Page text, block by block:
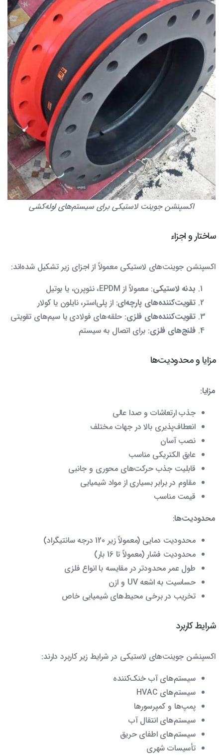
اکسپنشن جوینت لاستیکی برای سیستم‌های لوله‌کشی
ساختار و اجزاء
اکسپنشن جوینت‌های لاستیکی معمولاً از اجزای زیر تشکیل شده‌اند:
بدنه لاستیکی: معمولاً از EPDM، نئوپرن، یا بوتیل
تقویت‌کننده‌های پارچه‌ای: از پلی‌استر، نایلون یا کولار
تقویت‌کننده‌های فلزی: حلقه‌های فولادی یا سیم‌های تقویتی
فلنج‌های فلزی: برای اتصال به سیستم
مزایا و محدودیت‌ها
مزایا:
جذب ارتعاشات و صدا عالی
انعطاف‌پذیری بالا در جهات مختلف
نصب آسان
عایق الکتریکی مناسب
قابلیت جذب حرکت‌های محوری و جانبی
مقاوم در برابر بسیاری از مواد شیمیایی
قیمت مناسب
محدودیت‌ها:
محدودیت دمایی (معمولاً زیر 120 درجه سانتیگراد)
محدودیت فشار (معمولاً تا 16 بار)
طول عمر محدودتر در مقایسه با انواع فلزی
حساسیت به اشعه UV و ازن
تخریب در برخی محیط‌های شیمیایی خاص
شرایط کاربرد
اکسپنشن جوینت‌های لاستیکی در شرایط زیر کاربرد دارند:
سیستم‌های آب خنک‌کننده
سیستم‌های HVAC
پمپ‌ها و کمپرسورها
سیستم‌های انتقال آب
سیستم‌های اطفای حریق
تأسیسات شهری